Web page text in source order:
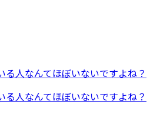
る人なんてほぼいないですよね？
る人なんてほぼいないですよね？